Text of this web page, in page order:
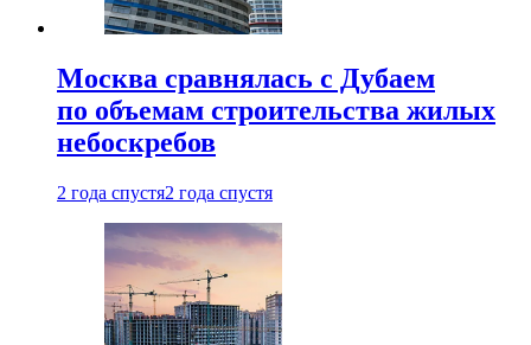
Москва сравнялась с Дубаем
по объемам строительства жилых
небоскребов
2 года спустя2 года спустя